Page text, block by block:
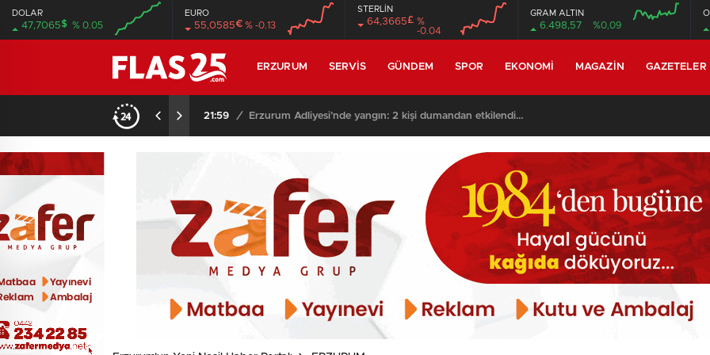
DOLAR
47,7065$ % 0.05
EURO
55,0585€ % -0.13
STERLİN
64,3665£ %
-0.04
GRAM ALTIN
6.498,57 %0,09
ERZURUM SERVIS GÜNDEM SPOR EKONOMI MAGAZIN GAZETELER
21:59 / Erzurum Adliyesi’nde yangın: 2 kişi dumandan etkilendi…